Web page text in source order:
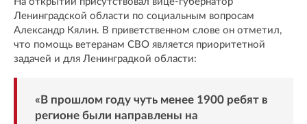
Ленинградской области по социальным вопросам
Александр Кялин. В приветственном слове он отметил,
что помощь ветеранам СВО является приоритетной
задачей и для Ленинградкой области:
«В прошлом году чуть менее 1900 ребят в
регионе были направлены на